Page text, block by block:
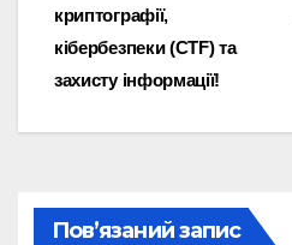
криптографії,
кібербезпеки (СTF) та
захисту інформації!
Пов’язаний запис